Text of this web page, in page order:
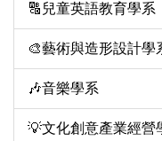
🔠兒童英語教育學系
🎨藝術與造形設計學
🎶音樂學系
💡文化創意產業經營